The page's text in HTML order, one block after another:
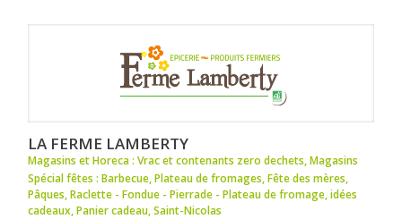
LA FERME LAMBERTY
Magasins et Horeca : Vrac et contenants zero dechets,Magasins
Spécial fêtes : Barbecue,Plateau de fromages,Fête des mères,
Pâques,Raclette - Fondue - Pierrade - Plateau de fromage,idées
cadeaux,Panier cadeau,Saint-Nicolas